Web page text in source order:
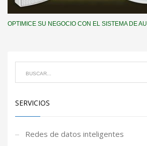
OPTIMICE SU NEGOCIO CON EL SISTEMA DE
SERVICIOS
Redes de datos inteligentes